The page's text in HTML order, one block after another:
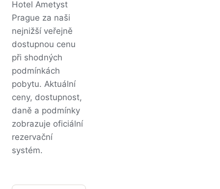
Hotel Ametyst
Prague za naši
nejnižší veřejně
dostupnou cenu
při shodných
podmínkách
pobytu. Aktuální
ceny, dostupnost,
daně a podmínky
zobrazuje oficiální
rezervační
systém.